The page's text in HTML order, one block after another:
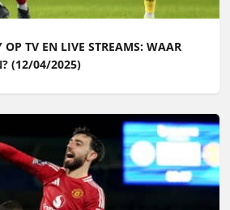
OP TV EN LIVE STREAMS: WAAR
(12/04/2025)